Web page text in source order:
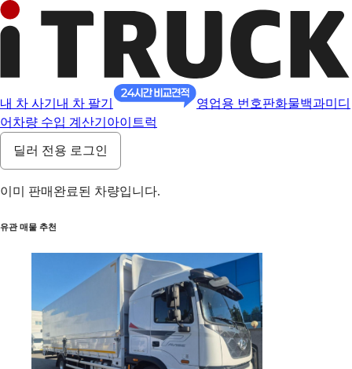
내 차 사기 내 차 팔기 영업용 번호판화물백과미디
어 차량 수입 계산기 아이트럭
딜러 전용 로그인
이미 판매완료된 차량입니다.
유관 매물 추천